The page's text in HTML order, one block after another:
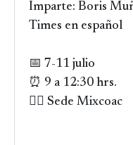
Imparte: Boris
Times en español
📅 7-11 julio
⏰ 9 a 12:30 hrs.
👉🏻 Sede Mixcoac